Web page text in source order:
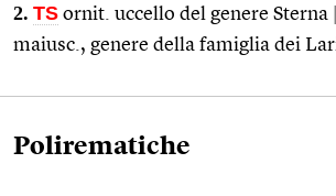
2. TS ornit. uccello del genere Sterna
maiusc., genere della famiglia dei
Polirematiche